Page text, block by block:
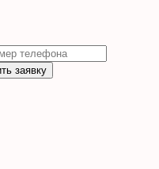
заявку